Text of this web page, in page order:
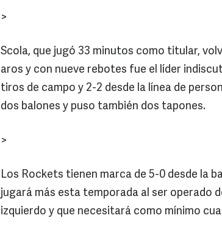
>
Scola, que jugó 33 minutos como titular,
aros y con nueve rebotes fue el líder
tiros de campo y 2-2 desde la línea de
dos balones y puso también dos tapones.
>
Los Rockets tienen marca de 5-0 desde la
jugará más esta temporada al ser operado
izquierdo y que necesitará como mínimo